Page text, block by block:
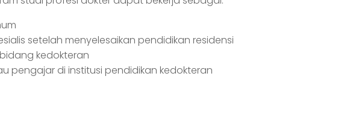
setelah menyelesaikan pendidikan residensi
kedokteran
pengajar di institusi pendidikan kedokteran